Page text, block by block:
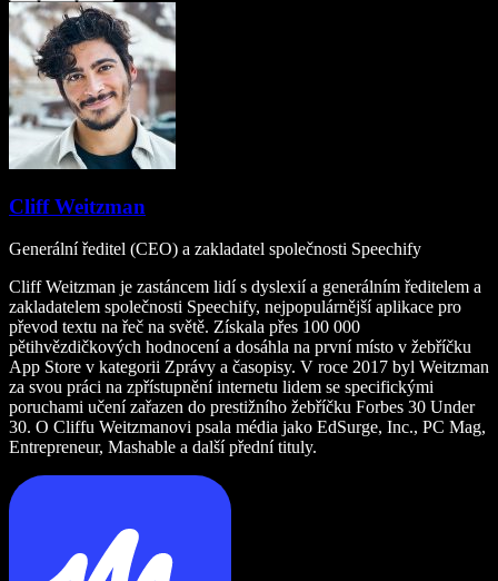
Cliff Weitzman
Generální ředitel (CEO) a zakladatel společnosti Speechify
Cliff Weitzman je zastáncem lidí s dyslexií a generálním ředitelem a
zakladatelem společnosti Speechify, nejpopulárnější aplikace pro
převod textu na řeč na světě. Získala přes 100 000
pětihvězdičkových hodnocení a dosáhla na první místo v žebříčku
App Store v kategorii Zprávy a časopisy. V roce 2017 byl Weitzman
za svou práci na zpřístupnění internetu lidem se specifickými
poruchami učení zařazen do prestižního žebříčku Forbes 30 Under
30. O Cliffu Weitzmanovi psala média jako EdSurge, Inc., PC Mag,
Entrepreneur, Mashable a další přední tituly.